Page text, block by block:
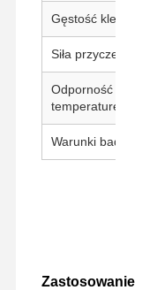
Gęstość kleju
Siła przyczepności
Odporność na
temperaturę
Warunki badania
Zastosowanie